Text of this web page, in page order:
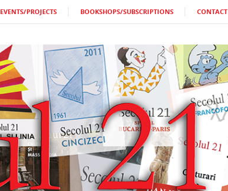
EVENTS/PROJECTS BOOKSHOPS/SUBSCRIPTIONS CONTACT